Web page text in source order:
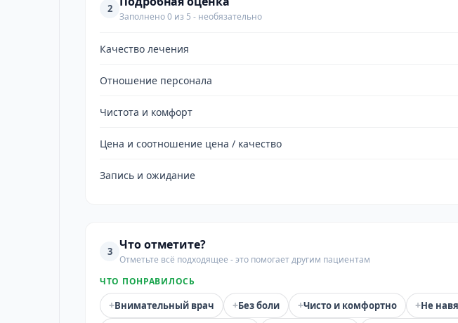
2
Заполнено 0 из 5 - необязательно
Качество лечения
Отношение персонала
Чистота и комфорт
Цена и соотношение цена / качество
Запись и ожидание
3 Что отметите?
Отметьте всё подходящее - это помогает другим пациентам
ЧТО ПОНРАВИЛОСЬ
+Внимательный врач +Без боли +Чисто и комфортно +Не